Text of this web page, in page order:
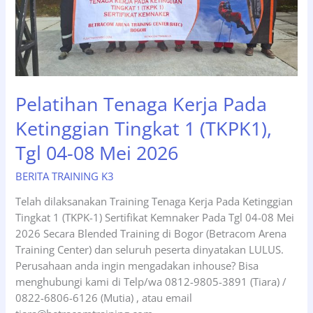
Pelatihan Tenaga Kerja Pada
Ketinggian Tingkat 1 (TKPK1),
Tgl 04-08 Mei 2026
BERITA TRAINING K3
Telah dilaksanakan Training Tenaga Kerja Pada Ketinggian
Tingkat 1 (TKPK-1) Sertifikat Kemnaker Pada Tgl 04-08 Mei
2026 Secara Blended Training di Bogor (Betracom Arena
Training Center) dan seluruh peserta dinyatakan LULUS.
Perusahaan anda ingin mengadakan inhouse? Bisa
menghubungi kami di Telp/wa 0812-9805-3891 (Tiara) /
0822-6806-6126 (Mutia) , atau email